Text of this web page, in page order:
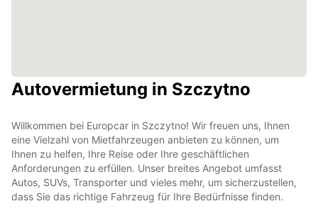
Autovermietung in Szczytno
Willkommen bei Europcar in Szczytno! Wir freuen uns, Ihnen
eine Vielzahl von Mietfahrzeugen anbieten zu können, um
Ihnen zu helfen, Ihre Reise oder Ihre geschäftlichen
Anforderungen zu erfüllen. Unser breites Angebot umfasst
Autos, SUVs, Transporter und vieles mehr, um sicherzustellen,
dass Sie das richtige Fahrzeug für Ihre Bedürfnisse finden.